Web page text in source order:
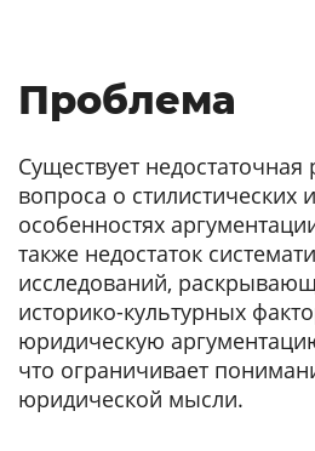
Проблема
Существует недостаточная
вопроса о стилистических
особенностях
также недостаток
исследований,
историко-культурных
юридическую
что ограничивает
юридической мысли.